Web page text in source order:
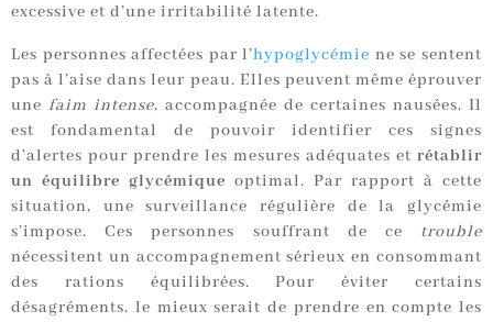
excessive et d’une irritabilité latente.
Les personnes affectées par l’hypoglycémie ne se sentent
pas à l’aise dans leur peau. Elles peuvent même éprouver
une faim intense, accompagnée de certaines nausées. Il
est fondamental de pouvoir identifier ces signes
d’alertes pour prendre les mesures adéquates et rétablir
un équilibre glycémique optimal. Par rapport à cette
situation, une surveillance régulière de la glycémie
s’impose. Ces personnes souffrant de ce trouble
nécessitent un accompagnement sérieux en consommant
des rations équilibrées. Pour éviter certains
désagréments, le mieux serait de prendre en compte les